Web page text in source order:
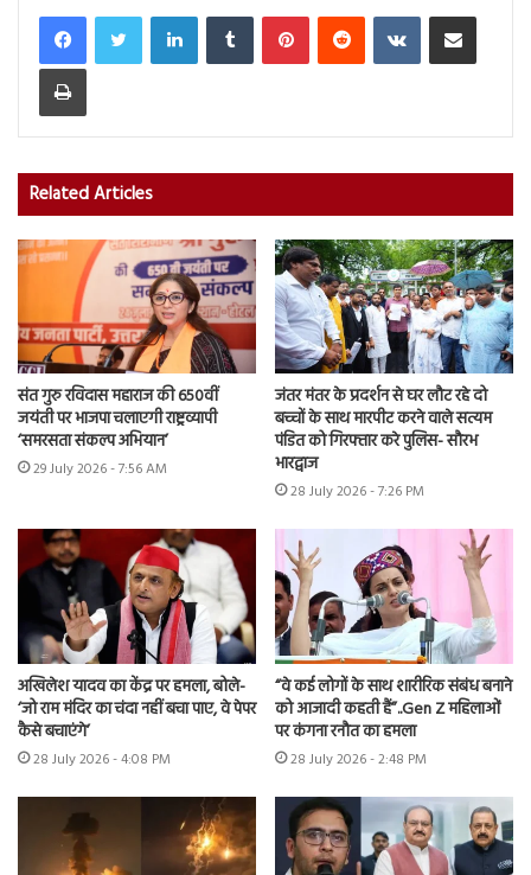
LinkedInTumblr PinterestReddit VKontakteShare via Email
Print
Related Articles
संत गुरु रविदास महाराज की 650वीं
जयंती पर भाजपा चलाएगी राष्ट्रव्यापी
‘समरसता संकल्प अभियान’
29 July 2026 - 7:56 AM
जंतर मंतर के प्रदर्शन से घर लौट रहे दो
बच्चों के साथ मारपीट करने वाले सत्यम
पंडित को गिरफ्तार करे पुलिस- सौरभ
भारद्वाज
28 July 2026 - 7:26 PM
अखिलेश यादव का केंद्र पर हमला, बोले-
‘जो राम मंदिर का चंदा नहीं बचा पाए, वे पेपर
कैसे बचाएंगे’
28 July 2026 - 4:08 PM
“वे कई लोगों के साथ शारीरिक संबंध बनाने
को आजादी कहती हैं”..Gen Z महिलाओं
पर कंगना रनौत का हमला
28 July 2026 - 2:48 PM